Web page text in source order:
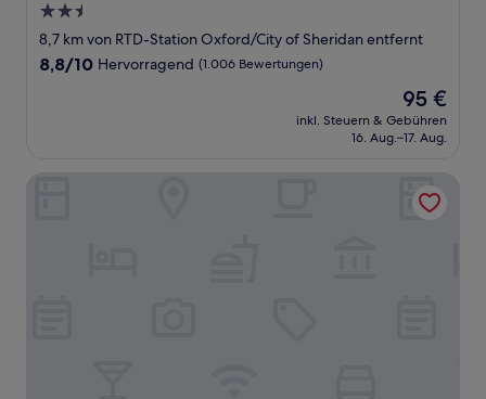
2.5-
Sterne-
Unterkunft
8,7 km von RTD-Station Oxford/City of Sheridan entfernt
8.8
8,8/10 Hervorragend (1.006 Bewertungen)
Der
Preis
beträgt
95 €
inkl. Steuern & Gebühren
16. Aug.–17. Aug.